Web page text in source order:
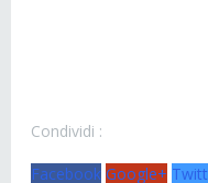
Condividi :
Facebook Google+